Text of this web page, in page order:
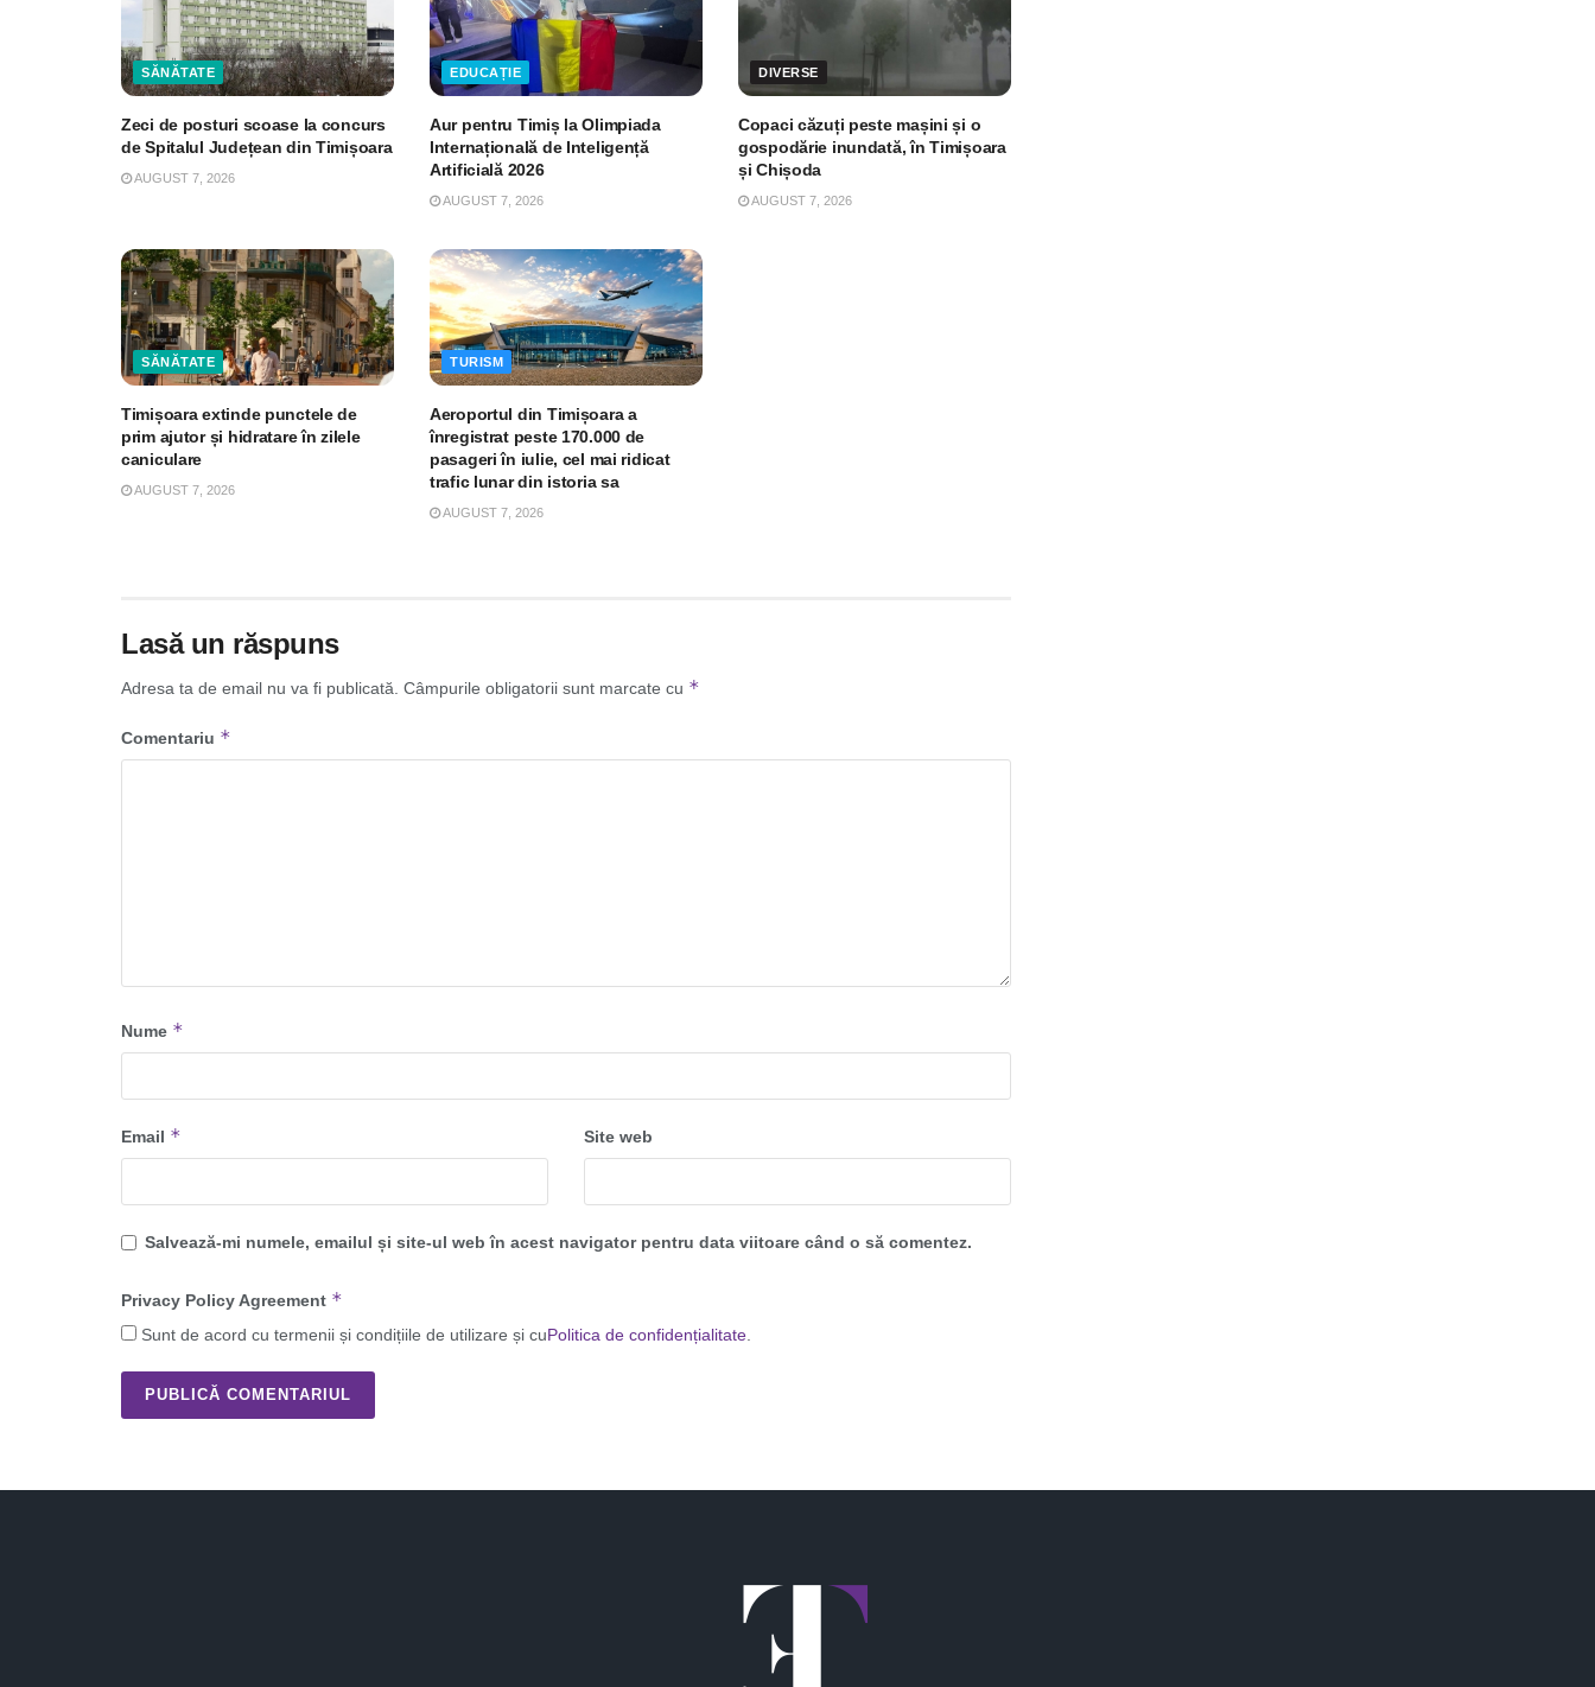
SĂNĂTATE
Zeci de posturi scoase la concurs
de Spitalul Județean din Timișoara
AUGUST 7, 2026
EDUCAȚIE
Aur pentru Timiș la Olimpiada
Internațională de Inteligență
Artificială 2026
AUGUST 7, 2026
DIVERSE
Copaci căzuți peste mașini și o
gospodărie inundată, în Timișoara
și Chișoda
AUGUST 7, 2026
SĂNĂTATE
Timișoara extinde punctele de
prim ajutor și hidratare în zilele
caniculare
AUGUST 7, 2026
TURISM
Aeroportul din Timișoara a
înregistrat peste 170.000 de
pasageri în iulie, cel mai ridicat
trafic lunar din istoria sa
AUGUST 7, 2026
Lasă un răspuns
Adresa ta de email nu va fi publicată. Câmpurile obligatorii sunt marcate cu *
Comentariu *
Nume *
Email * Site web
Salvează-mi numele, emailul și site-ul web în acest navigator pentru data viitoare când o să comentez.
Privacy Policy Agreement *
Sunt de acord cu termenii și condițiile de utilizare și cuPolitica de confidențialitate